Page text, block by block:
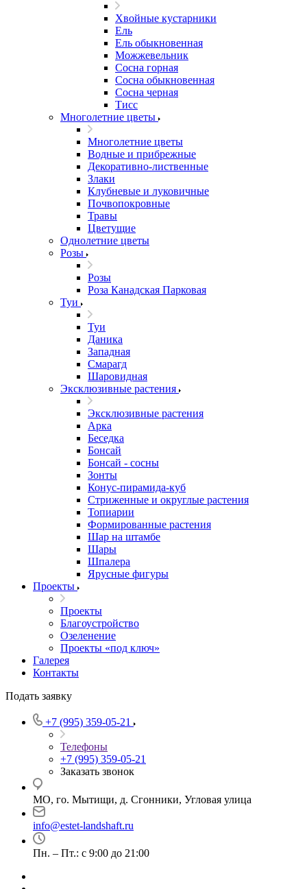
Хвойные кустарники
Ель
Ель обыкновенная
Можжевельник
Сосна горная
Сосна обыкновенная
Сосна черная
Тисс
Многолетние цветы
Многолетние цветы
Водные и прибрежные
Декоративно-лиственные
Злаки
Клубневые и луковичные
Почвопокровные
Травы
Цветущие
Однолетние цветы
Розы
Розы
Роза Канадская Парковая
Туи
Туи
Даника
Западная
Смарагд
Шаровидная
Эксклюзивные растения
Эксклюзивные растения
Арка
Беседка
Бонсай
Бонсай - сосны
Зонты
Конус-пирамида-куб
Стриженные и округлые растения
Топиарии
Формированные растения
Шар на штамбе
Шары
Шпалера
Ярусные фигуры
Проекты
Проекты
Благоустройство
Озеленение
Проекты «под ключ»
Галерея
Контакты
Подать заявку
+7 (995) 359-05-21
Телефоны
+7 (995) 359-05-21
Заказать звонок
МО, го. Мытищи, д. Сгонники, Угловая улица
info@estet-landshaft.ru
Пн. – Пт.: с 9:00 до 21:00